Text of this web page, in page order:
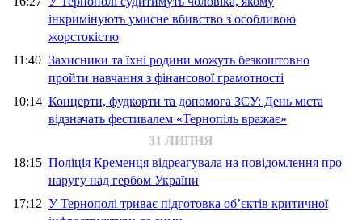
інкримінують умисне вбивство з особливою
жорстокістю
11:40 Захисники та їхні родини можуть безкоштовно
пройти навчання з фінансової грамотності
10:14 Концерти, фудкорти та допомога ЗСУ: День міста
відзначать фестивалем «Тернопіль вражає»
31 ЛИПНЯ
18:15 Поліція Кременця відреагувала на повідомлення про
наругу над гербом України
17:12 У Тернополі триває підготовка об’єктів критичної